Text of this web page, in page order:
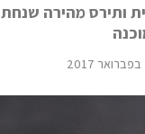
ותירס מהירה